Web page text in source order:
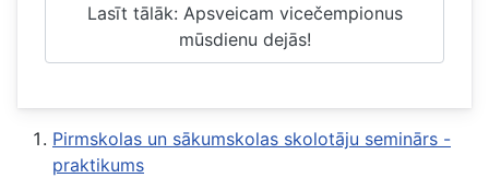
Lasīt tālāk: Apsveicam vicečempionus
mūsdienu dejās!
Pirmskolas un sākumskolas skolotāju seminārs -
praktikums